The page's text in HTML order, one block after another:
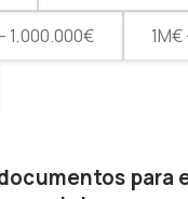
1.000.000€
para